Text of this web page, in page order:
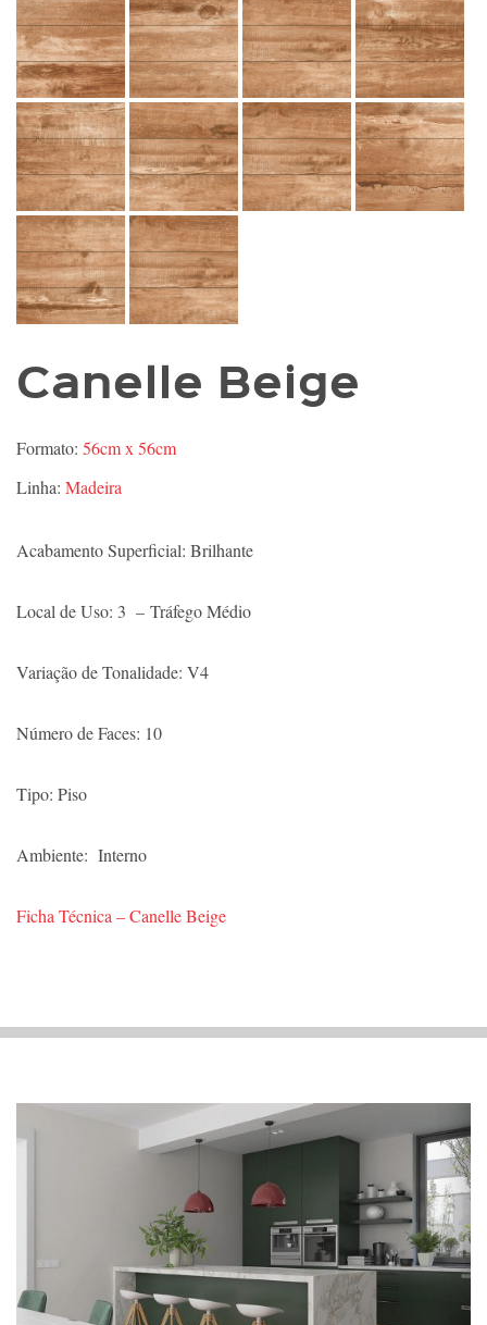
Canelle Beige
Formato: 56cm x 56cm
Linha: Madeira
Acabamento Superficial: Brilhante
Local de Uso: 3 – Tráfego Médio
Variação de Tonalidade: V4
Número de Faces: 10
Tipo: Piso
Ambiente: Interno
Ficha Técnica – Canelle Beige